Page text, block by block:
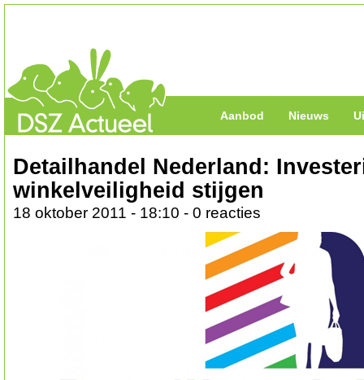
Aanbod Nieuws
Detailhandel Nederland:
winkelveiligheid stijgen
18 oktober 2011 - 18:10 - 0 reacties